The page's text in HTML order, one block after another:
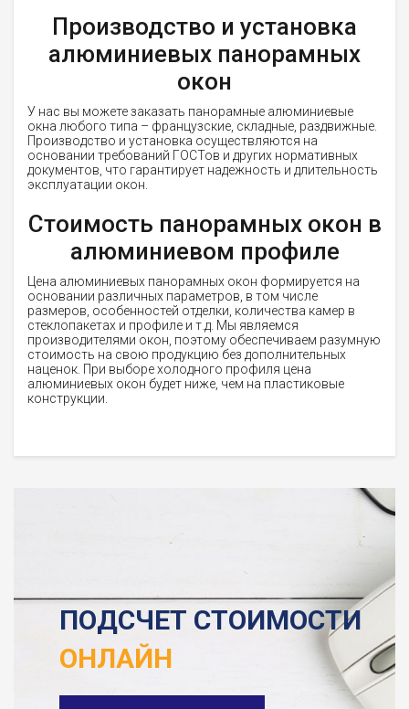
Производство и установка
алюминиевых панорамных
окон
У нас вы можете заказать панорамные алюминиевые
окна любого типа – французские, складные, раздвижные.
Производство и установка осуществляются на
основании требований ГОСТов и других нормативных
документов, что гарантирует надежность и длительность
эксплуатации окон.
Стоимость панорамных окон в
алюминиевом профиле
Цена алюминиевых панорамных окон формируется на
основании различных параметров, в том числе
размеров, особенностей отделки, количества камер в
стеклопакетах и профиле и т.д. Мы являемся
производителями окон, поэтому обеспечиваем разумную
стоимость на свою продукцию без дополнительных
наценок. При выборе холодного профиля цена
алюминиевых окон будет ниже, чем на пластиковые
конструкции.
ПОДСЧЕТ СТОИМОСТИ
ОНЛАЙН